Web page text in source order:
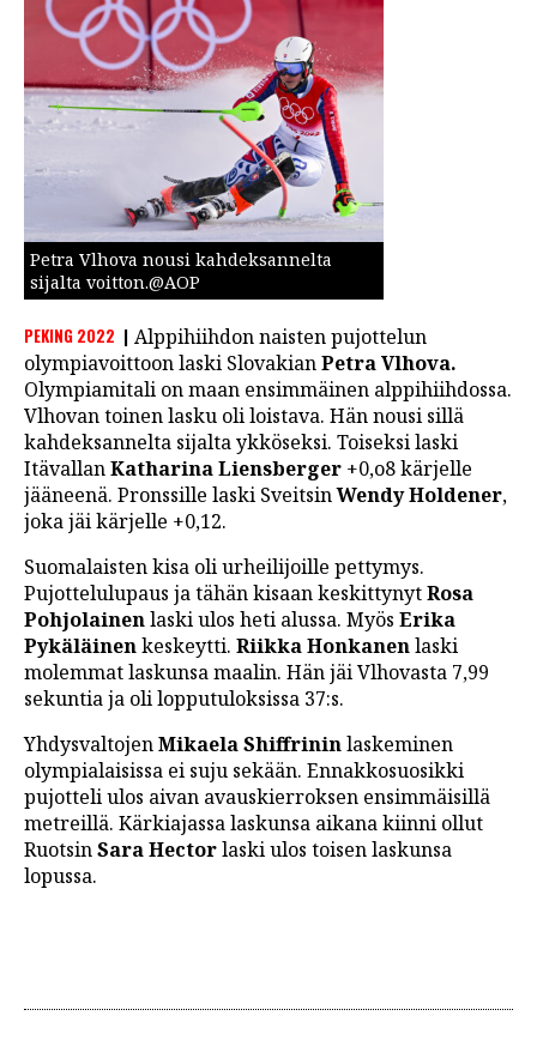
Petra Vlhova nousi kahdeksannelta
sijalta voitton.@AOP
PEKING 2022
Alppihiihdon naisten pujottelun
olympiavoittoon laski SlovakianPetra Vlhova.
Olympiamitali on maan ensimmäinen alppihiihdossa.
Vlhovan toinen lasku oli loistava. Hän nousi sillä
kahdeksannelta sijalta ykköseksi. Toiseksi laski
ItävallanKatharina Liensberger +0,o8 kärjelle
jääneenä. Pronssille laski SveitsinWendy Holdener,
joka jäi kärjelle +0,12.
Suomalaisten kisa oli urheilijoille pettymys.
Pujottelulupaus ja tähän kisaan keskittynytRosa
Pohjolainenlaski ulos heti alussa. Myös Erika
Pykäläinenkeskeytti. Riikka Honkanenlaski
molemmat laskunsa maalin. Hän jäi Vlhovasta 7,99
sekuntia ja oli lopputuloksissa 37:s.
YhdysvaltojenMikaela Shiffrininlaskeminen
olympialaisissa ei suju sekään. Ennakkosuosikki
pujotteli ulos aivan avauskierroksen ensimmäisillä
metreillä. Kärkiajassa laskunsa aikana kiinni ollut
RuotsinSara Hectorlaski ulos toisen laskunsa
lopussa.